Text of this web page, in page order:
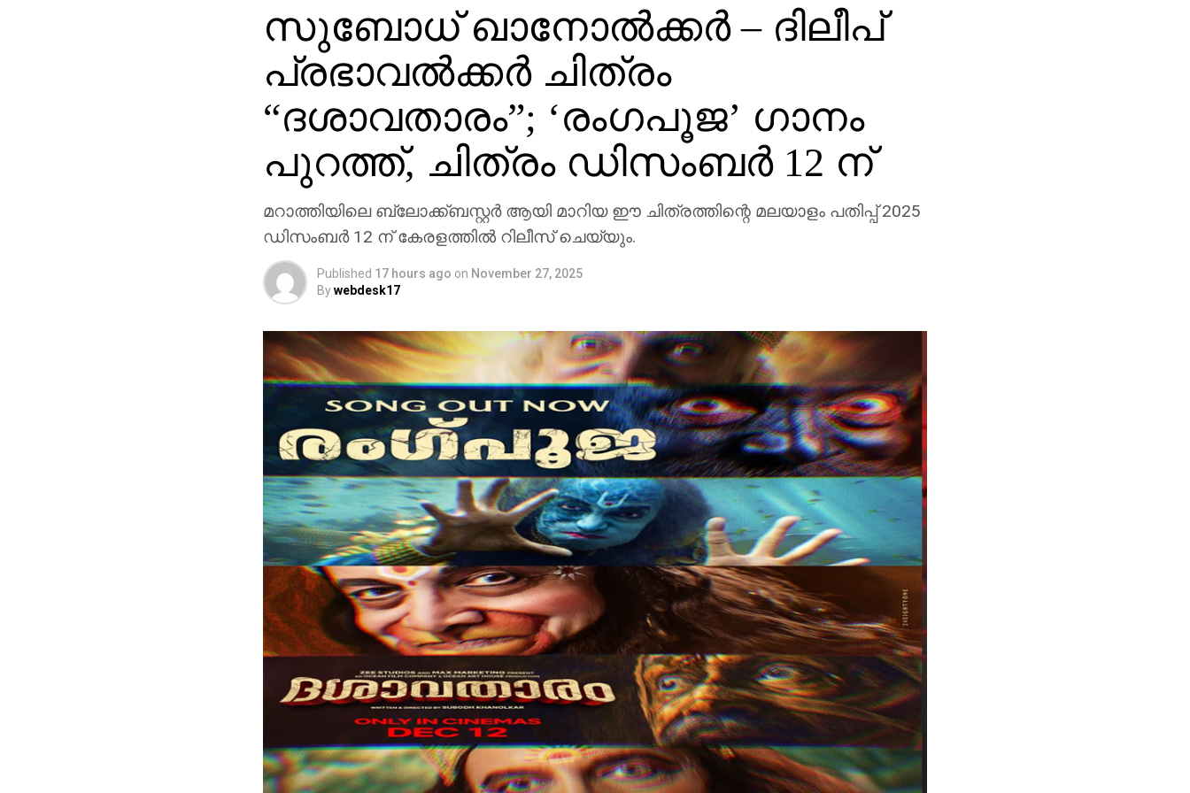
സുബോധ് ഖാനോൽക്കർ – ദിലീപ്
പ്രഭാവൽക്കർ ചിത്രം
“ദശാവതാരം”; ‘രംഗപൂജ’ ഗാനം
പുറത്ത്, ചിത്രം ഡിസംബർ 12 ന്
മറാത്തിയിലെ ബ്ലോക്ക്ബസ്റ്റർ ആയി മാറിയ ഈ ചിത്രത്തിന്റെ മലയാളം പതിപ്പ് 2025
ഡിസംബർ 12 ന് കേരളത്തിൽ റിലീസ് ചെയ്യും.
Published 17 hours ago on November 27, 2025
Bywebdesk17